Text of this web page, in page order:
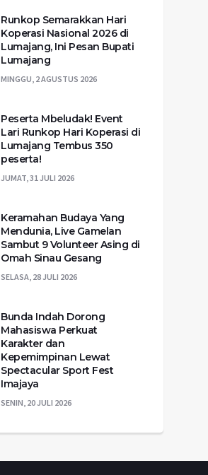
Runkop Semarakkan Hari
Koperasi Nasional 2026 di
Lumajang, Ini Pesan Bupati
Lumajang
MINGGU, 2 AGUSTUS 2026
Peserta Mbeludak! Event
Lari Runkop Hari Koperasi di
Lumajang Tembus 350
peserta!
JUMAT, 31 JULI 2026
Keramahan Budaya Yang
Mendunia, Live Gamelan
Sambut 9 Volunteer Asing di
Omah Sinau Gesang
SELASA, 28 JULI 2026
Bunda Indah Dorong
Mahasiswa Perkuat
Karakter dan
Kepemimpinan Lewat
Spectacular Sport Fest
Imajaya
SENIN, 20 JULI 2026